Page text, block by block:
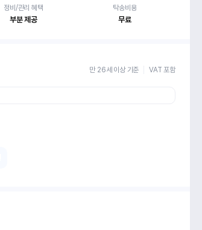
정비/관리 혜택
부분 제공
탁송비용
무료
만 26세 이상 기준 VAT 포함